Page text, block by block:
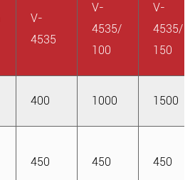
V-
4535
V-
4535/
100
V-
4535/
150
400 1000 1500
450 450 450